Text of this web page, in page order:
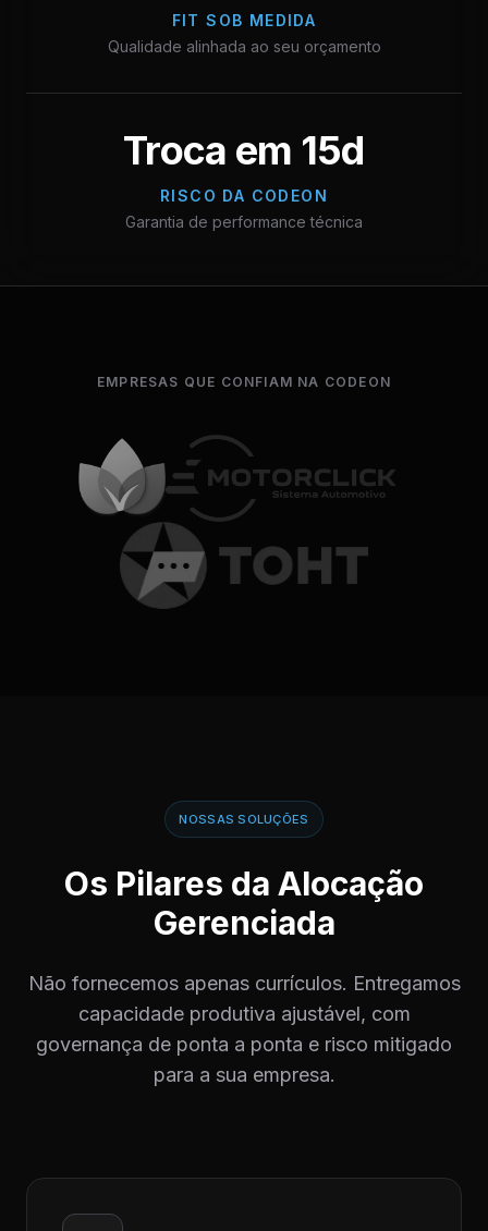
FIT SOB MEDIDA
Qualidade alinhada ao seu orçamento
Troca em 15d
RISCO DA CODEON
Garantia de performance técnica
EMPRESAS QUE CONFIAM NA CODEON
NOSSAS SOLUÇÕES
Os Pilares da Alocação
Gerenciada
Não fornecemos apenas currículos. Entregamos
capacidade produtiva ajustável, com
governança de ponta a ponta e risco mitigado
para a sua empresa.